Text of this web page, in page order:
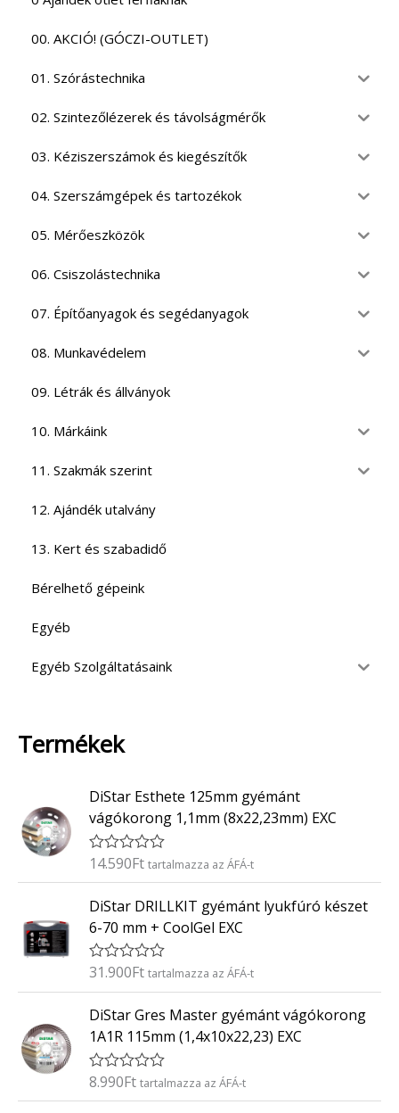
00. AKCIÓ! (GÓCZI-OUTLET)
01. Szórástechnika
02. Szintezőlézerek és távolságmérők
03. Kéziszerszámok és kiegészítők
04. Szerszámgépek és tartozékok
05. Mérőeszközök
06. Csiszolástechnika
07. Építőanyagok és segédanyagok
08. Munkavédelem
09. Létrák és állványok
10. Márkáink
11. Szakmák szerint
12. Ajándék utalvány
13. Kert és szabadidő
Bérelhető gépeink
Egyéb
Egyéb Szolgáltatásaink
Termékek
DiStar Esthete 125mm gyémánt
vágókorong 1,1mm (8x22,23mm) EXC
É
é
k
e
l
s
:
/
5
14.590Ft tartalmazza az ÁFÁ-t
DiStar DRILLKIT gyémánt lyukfúró készet
6-70 mm + CoolGel EXC
É
é
k
e
l
é
s
:
31.900Ft tartalmazza az ÁFÁ-t
DiStar Gres Master gyémánt vágókorong
1A1R 115mm (1,4x10x22,23) EXC
É
8.990Ft tartalmazza az ÁFÁ-t